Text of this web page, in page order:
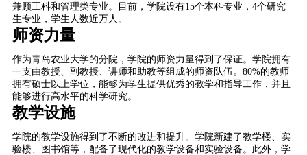
兼顾工科和管理类专业。目前，学院设有15个本科专业，4个研究
生专业，学生人数近万人。
师资力量
作为青岛农业大学的分院，学院的师资力量得到了保证。学院拥有
一支由教授、副教授、讲师和助教等组成的师资队伍。80%的教师
拥有硕士以上学位，能够为学生提供优秀的教学和指导工作，并且
能够进行高水平的科学研究。
教学设施
学院的教学设施得到了不断的改进和提升。学院新建了教学楼、实
验楼、图书馆等，配备了现代化的教学设备和实验设备。此外，学